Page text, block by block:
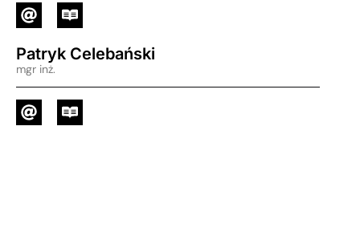
Patryk Celebański
mgr inż.